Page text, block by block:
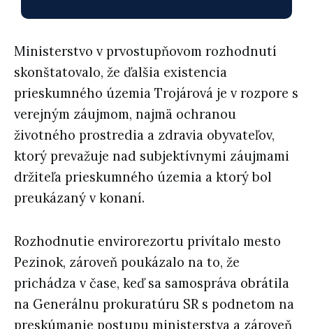
Ministerstvo v prvostupňovom rozhodnutí
skonštatovalo, že ďalšia existencia
prieskumného územia Trojárová je v rozpore s
verejným záujmom, najmä ochranou
životného prostredia a zdravia obyvateľov,
ktorý prevažuje nad subjektívnymi záujmami
držiteľa prieskumného územia a ktorý bol
preukázaný v konaní.
Rozhodnutie envirorezortu privítalo mesto
Pezinok, zároveň poukázalo na to, že
prichádza v čase, keď sa samospráva obrátila
na Generálnu prokuratúru SR s podnetom na
preskúmanie postupu ministerstva a zároveň